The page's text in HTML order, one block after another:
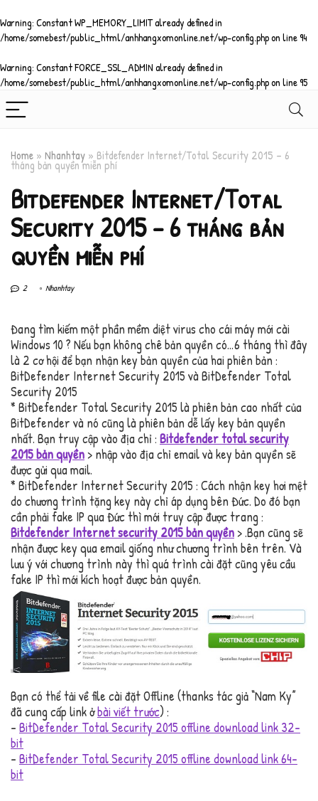
Warning: Constant WP_MEMORY_LIMIT already defined in
/home/somebest/public_html/anhhangxomonline.net/wp-config.phpon line94
Warning: Constant FORCE_SSL_ADMIN already defined in
/home/somebest/public_html/anhhangxomonline.net/wp-config.phpon line95
Home » Nhanhtay » Bitdefender Internet/Total Security 2015 – 6
tháng bản quyền miễn phí
Bitdefender Internet/Total
Security 2015 – 6 tháng bản
quyền miễn phí
2 Nhanhtay
Đang tìm kiếm một phần mềm diệt virus cho cái máy mới cài
Windows 10 ? Nếu bạn không chê bản quyền có…6 tháng thì đây
là 2 cơ hội để bạn nhận key bản quyền của hai phiên bản :
BitDefender Internet Security 2015 và BitDefender Total
Security 2015
* BitDefender Total Security 2015 là phiên bản cao nhất của
BitDefender và nó cũng là phiên bản dễ lấy key bản quyền
nhất. Bạn truy cập vào địa chỉ : Bitdefender total security
2015 bản quyền> nhập vào địa chỉ email và key bản quyền sẽ
được gửi qua mail.
* BitDefender Internet Security 2015 : Cách nhận key hơi mệt
do chương trình tặng key này chỉ áp dụng bên Đức. Do đó bạn
cần phải fake IP qua Đức thì mới truy cập được trang :
Bitdefender Internet security 2015 bản quyền> .Bạn cũng sẽ
nhận được key qua email giống như chương trình bên trên. Và
lưu ý với chương trình này thì quá trình cài đặt cũng yêu cầu
fake IP thì mới kích hoạt được bản quyền.
Bạn có thể tải về file cài đặt Offline (thanks tác giả “Nam Ky”
đã cung cấp link ởbài viết trước) :
– BitDefender Total Security 2015 offline download link 32-
bit
– BitDefender Total Security 2015 offline download link 64-
bit